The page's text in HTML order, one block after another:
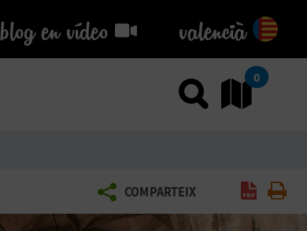
blog en vídeo
blog en vídeo valencià
Usar el
0
COMPARTEIX